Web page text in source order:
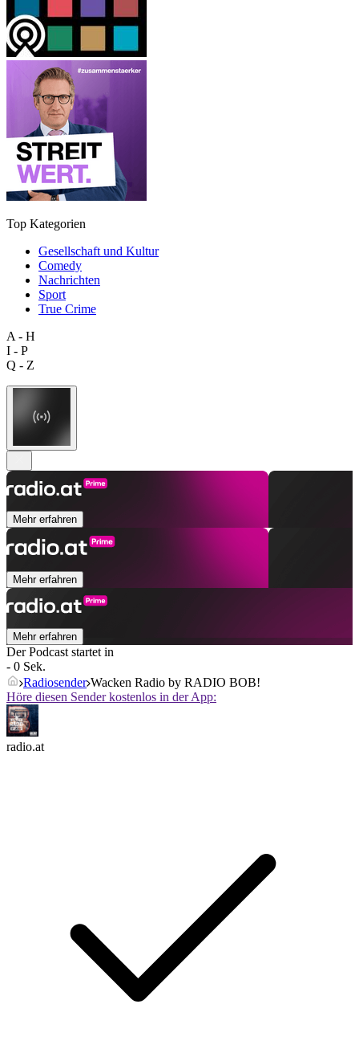
Top Kategorien
Gesellschaft und Kultur
Comedy
Nachrichten
Sport
True Crime
A - H
I - P
Q - Z
Mehr erfahren
Mehr erfahren
Mehr erfahren
Der Podcast startet in
- 0 Sek.
Radiosender Wacken Radio by RADIO BOB!
Höre diesen Sender kostenlos in der App:
radio.at